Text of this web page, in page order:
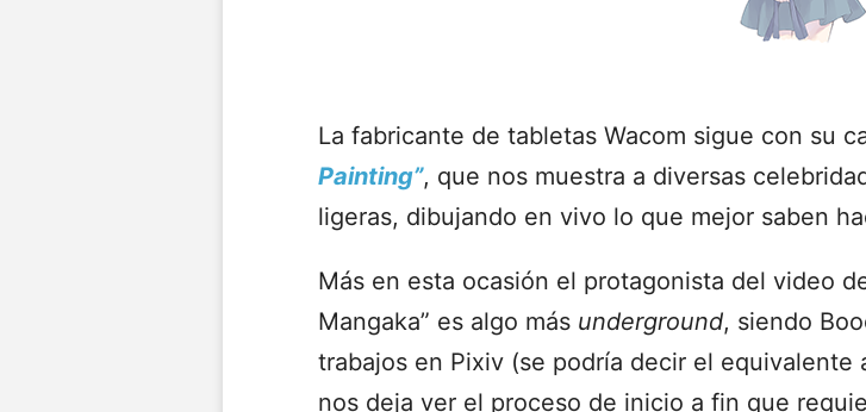
La fabricante de tabletas Wacom sigue con su
Painting”, que nos muestra a diversas
ligeras, dibujando en vivo lo que mejor saben
Más en esta ocasión el protagonista del video
Mangaka” es algo más underground, siendo
trabajos en Pixiv (se podría decir el
nos deja ver el proceso de inicio a fin que